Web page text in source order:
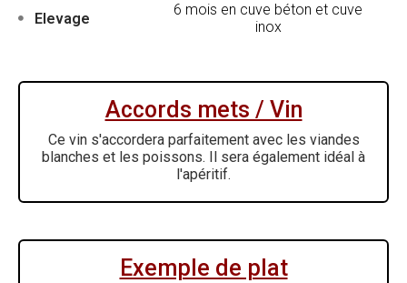
Elevage
6 mois en cuve béton et cuve
inox
Accords mets / Vin
Ce vin s'accordera parfaitement avec les viandes
blanches et les poissons. Il sera également idéal à
l'apéritif.
Exemple de plat